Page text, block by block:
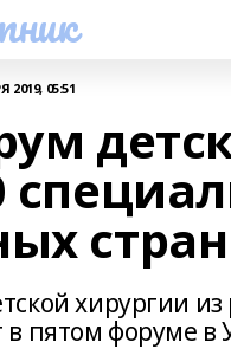
2019, 05:51
стран
хирургии
в пятом форуме в